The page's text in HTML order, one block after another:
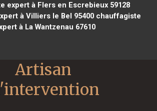
expert à Flers en Escrebieux 59128
à Villiers le Bel 95400 chauffagiste
à La Wantzenau 67610
Artisan